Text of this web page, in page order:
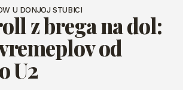
U DONJOJ STUBICI
z brega na dol:
od
U2